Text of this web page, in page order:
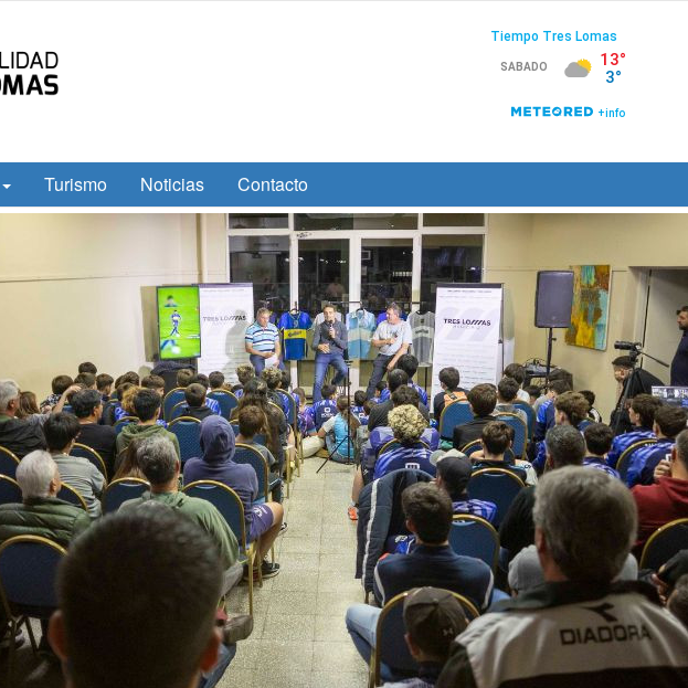
Turismo Noticias Contacto